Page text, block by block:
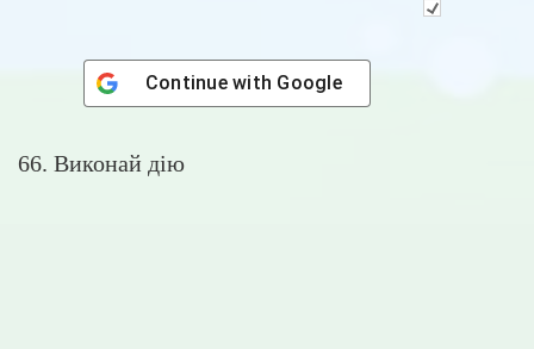
Continue with Google
66. Виконай дію